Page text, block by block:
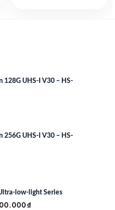
128G UHS-I V30 – HS-
256G UHS-I V30 – HS-
low-light Series
₫